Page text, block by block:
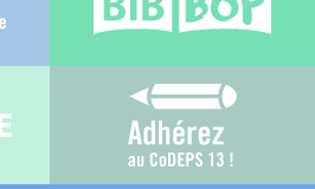
Adhérez au